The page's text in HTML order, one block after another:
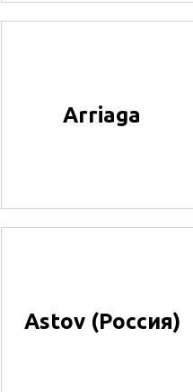
Arriaga
Astov (Россия)